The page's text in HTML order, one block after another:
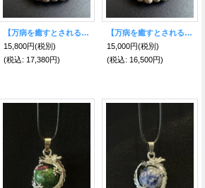
【万病を癒すとされる薬石】北投石ブレスレット 8mm珠 内径17cm（鑑定カード付）
15,800円(税別)
(税込: 17,380円)
【万病を癒すとされる薬石】北投石ブレスレット 8mm珠 内径16cm（鑑定カード付）
15,000円(税別)
(税込: 16,500円)